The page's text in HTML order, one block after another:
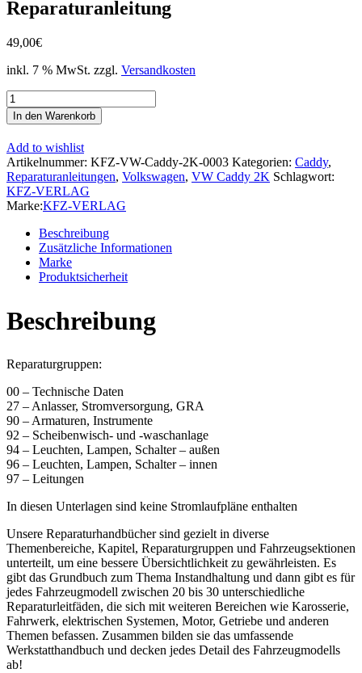
Reparaturanleitung
49,00€
inkl. 7 % MwSt. zzgl. Versandkosten
VW
Caddy
Typ
2K
2003-
2010
Elektrische
Anlage
Elektrik
Systeme
Reparaturanleitung
Menge
In den Warenkorb
Add to wishlist
Artikelnummer: KFZ-VW-Caddy-2K-0003 Kategorien: Caddy,
Reparaturanleitungen, Volkswagen, VW Caddy 2K Schlagwort:
KFZ-VERLAG
Marke:KFZ-VERLAG
Beschreibung
Zusätzliche Informationen
Marke
Produktsicherheit
Beschreibung
Reparaturgruppen:
00 – Technische Daten
27 – Anlasser, Stromversorgung, GRA
90 – Armaturen, Instrumente
92 – Scheibenwisch- und -waschanlage
94 – Leuchten, Lampen, Schalter – außen
96 – Leuchten, Lampen, Schalter – innen
97 – Leitungen
In diesen Unterlagen sind keine Stromlaufpläne enthalten
Unsere Reparaturhandbücher sind gezielt in diverse
Themenbereiche, Kapitel, Reparaturgruppen und Fahrzeugsektionen
unterteilt, um eine bessere Übersichtlichkeit zu gewährleisten. Es
gibt das Grundbuch zum Thema Instandhaltung und dann gibt es für
jedes Fahrzeugmodell zwischen 20 bis 30 unterschiedliche
Reparaturleitfäden, die sich mit weiteren Bereichen wie Karosserie,
Fahrwerk, elektrischen Systemen, Motor, Getriebe und anderen
Themen befassen. Zusammen bilden sie das umfassende
Werkstatthandbuch und decken jedes Detail des Fahrzeugmodells
ab!